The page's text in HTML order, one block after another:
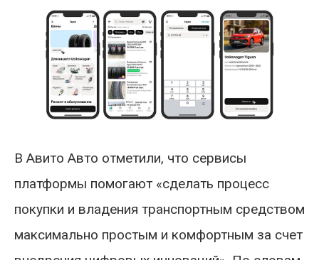
В Авито Авто отметили, что сервисы
платформы помогают «сделать процесс
покупки и владения транспортным средством
максимально простым и комфортным за счет